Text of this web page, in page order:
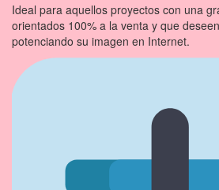
Ideal para aquellos proyectos con una
orientados 100% a la venta y que
potenciando su imagen en Internet.